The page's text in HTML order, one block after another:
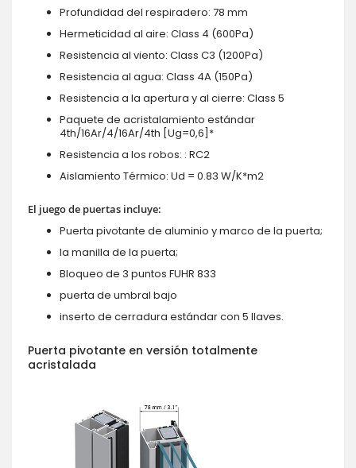
Profundidad del respiradero: 78 mm
Hermeticidad al aire: Class 4 (600Pa)
Resistencia al viento: Class C3 (1200Pa)
Resistencia al agua: Class 4A (150Pa)
Resistencia a la apertura y al cierre: Class 5
Paquete de acristalamiento estándar
4th/16Ar/4/16Ar/4th [Ug=0,6]*
Resistencia a los robos: : RC2
Aislamiento Térmico: Ud = 0.83 W/K*m2
El juego de puertas incluye:
Puerta pivotante de aluminio y marco de la puerta;
la manilla de la puerta;
Bloqueo de 3 puntos FUHR 833
puerta de umbral bajo
inserto de cerradura estándar con 5 llaves.
Puerta pivotante en versión totalmente
acristalada